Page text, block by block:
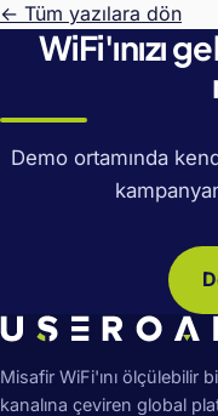
← Tüm yazılara dön
WiFi'ınızı
Demo ortamında
Misafir WiFi'ını ölçülebilir
kanalına çeviren global